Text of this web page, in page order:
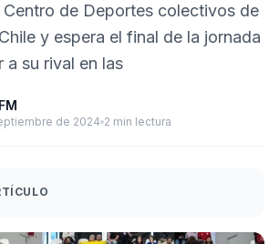
Centro de Deportes colectivos de
y espera el final de la jornada
a su rival en las
de 2024 2 min lectura